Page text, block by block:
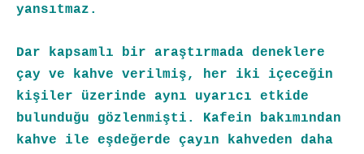
yansıtmaz.
Dar kapsamlı bir araştırmada deneklere
çay ve kahve verilmiş, her iki içeceğin
kişiler üzerinde aynı uyarıcı etkide
bulunduğu gözlenmişti. Kafein bakımından
kahve ile eşdeğerde çayın kahveden daha